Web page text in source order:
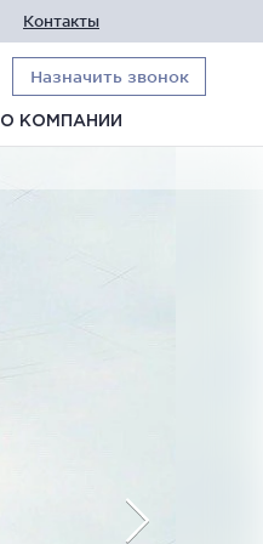
Контакты
Назначить звонок
О КОМПАНИИ